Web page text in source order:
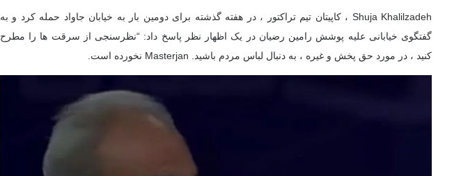
Shuja Khalilzadeh ، کاپیتان تیم تراکتور ، در هفته گذشته برای دومین بار به خیابان جاواد حمله کرد و به
گفتگوی خیابانی علیه پوشش رامین رضیان در یک اظهار نظر پاسخ داد: “نظرسنجی از سرقت ها را مطرح
کنید ، در مورد حق پخش و غیره ، به دنبال لباس مردم باشید. Masterjan نخورده است.